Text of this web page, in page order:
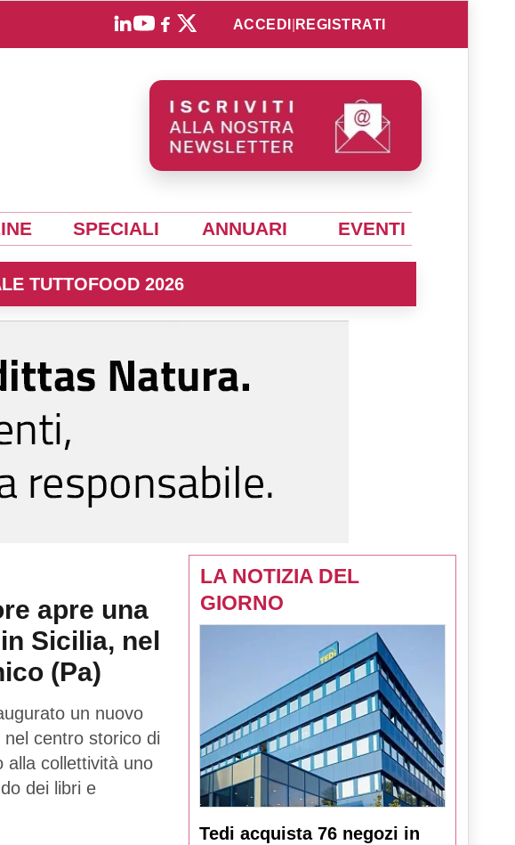
ACCEDI REGISTRATI
SPECIALI ANNUARI EVENTI
TUTTOFOOD 2026
apre una
Sicilia, nel
(Pa)
un nuovo
centro storico di
alla collettività uno
dei libri e
LA NOTIZIA DEL
GIORNO
Tedi acquista 76 negozi in